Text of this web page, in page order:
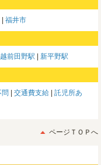
福井市
越前田野駅 新平野駅
問 交通費支給
託児所あ
ページＴＯＰへ